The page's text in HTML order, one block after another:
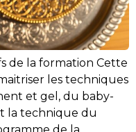
de la formation Cette
les techniques
et gel, du baby-
la technique du